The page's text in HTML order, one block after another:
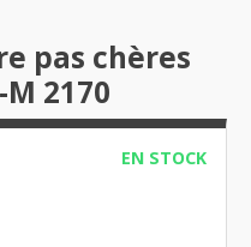
pas chères
M 2170
EN STOCK